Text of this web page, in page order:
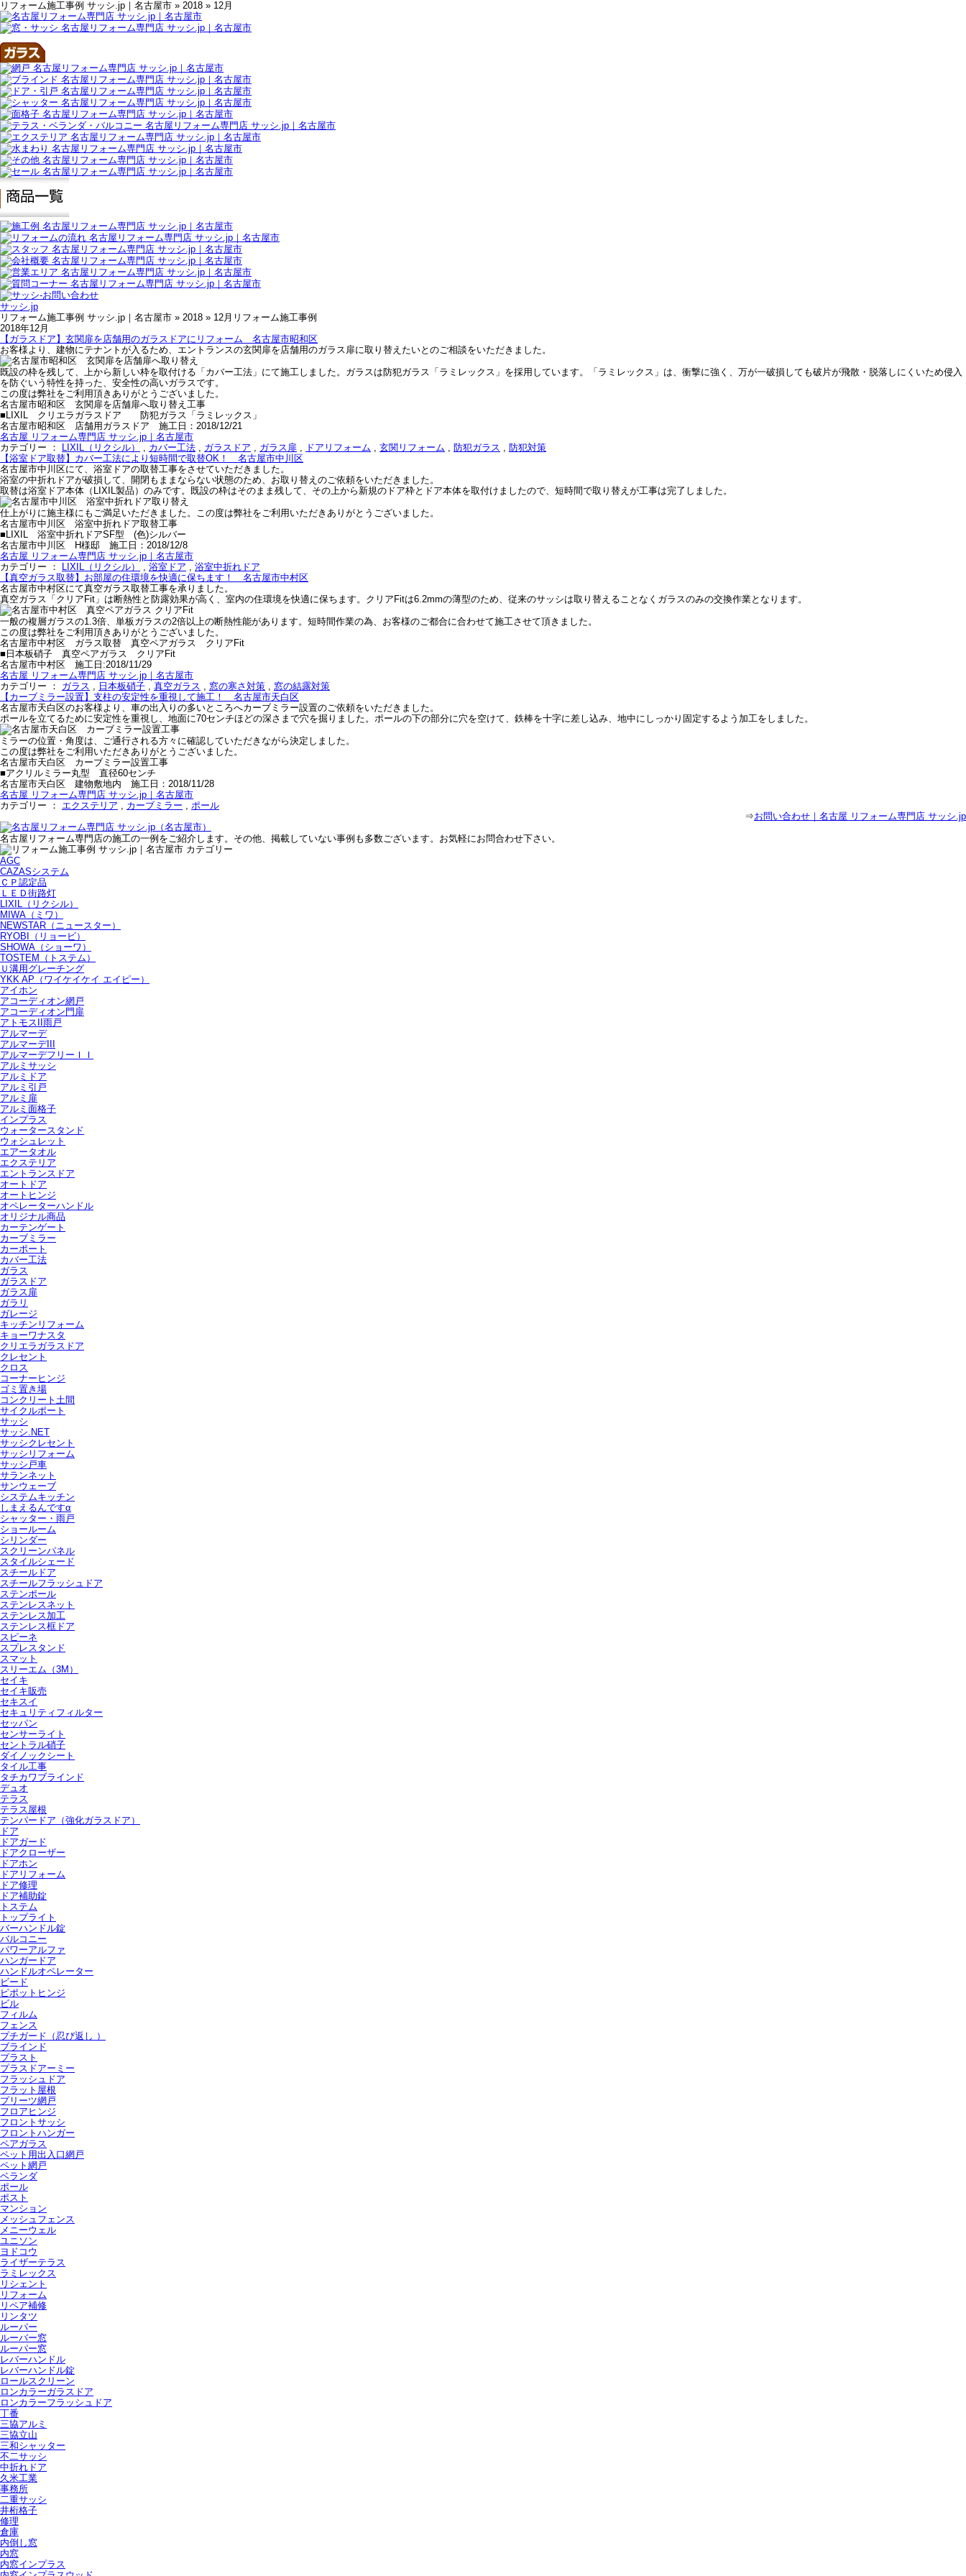
リフォーム施工事例 サッシ.jp｜名古屋市 » 2018 » 12月
サッシ.jp
リフォーム施工事例 サッシ.jp｜名古屋市 » 2018 » 12月リフォーム施工事例
2018年12月
【ガラスドア】玄関扉を店舗用のガラスドアにリフォーム 名古屋市昭和区
お客様より、建物にテナントが入るため、エントランスの玄関扉を店舗用のガラス扉に取り替えたいとのご相談をいただきました。
既設の枠を残して、上から新しい枠を取付ける「カバー工法」にて施工しました。ガラスは防犯ガラス「ラミレックス」を採用しています。「ラミレックス」は、衝撃に強く、万が一破損しても破片が飛散・脱落しにくいため侵入
を防ぐいう特性を持った、安全性の高いガラスです。
この度は弊社をご利用頂きありがとうございました。
名古屋市昭和区 玄関扉を店舗扉へ取り替え工事
■LIXIL クリエラガラスドア 防犯ガラス「ラミレックス」
名古屋市昭和区 店舗用ガラスドア 施工日：2018/12/21
名古屋 リフォーム専門店 サッシ.jp｜名古屋市
カテゴリー ：
LIXIL（リクシル） , カバー工法 , ガラスドア , ガラス扉 , ドアリフォーム , 玄関リフォーム , 防犯ガラス , 防犯対策
【浴室ドア取替】カバー工法により短時間で取替OK！ 名古屋市中川区
名古屋市中川区にて、浴室ドアの取替工事をさせていただきました。
浴室の中折れドアが破損して、開閉もままならない状態のため、お取り替えのご依頼をいただきました。
取替は浴室ドア本体（LIXIL製品）のみです。既設の枠はそのまま残して、その上から新規のドア枠とドア本体を取付けましたので、短時間で取り替えが工事は完了しました。
仕上がりに施主様にもご満足いただきました。この度は弊社をご利用いただきありがとうございました。
名古屋市中川区 浴室中折れドア取替工事
■LIXIL 浴室中折れドアSF型 (色)シルバー
名古屋市中川区 H様邸 施工日：2018/12/8
名古屋 リフォーム専門店 サッシ.jp｜名古屋市
カテゴリー ：
LIXIL（リクシル） , 浴室ドア , 浴室中折れドア
【真空ガラス取替】お部屋の住環境を快適に保ちます！ 名古屋市中村区
名古屋市中村区にて真空ガラス取替工事を承りました。
真空ガラス「クリアFit」は断熱性と防露効果が高く、室内の住環境を快適に保ちます。クリアFitは6.2mmの薄型のため、従来のサッシは取り替えることなくガラスのみの交換作業となります。
一般の複層ガラスの1.3倍、単板ガラスの2倍以上の断熱性能があります。短時間作業の為、お客様のご都合に合わせて施工させて頂きました。
この度は弊社をご利用頂きありがとうございました。
名古屋市中村区 ガラス取替 真空ペアガラス クリアFit
■日本板硝子 真空ペアガラス クリアFit
名古屋市中村区 施工日:2018/11/29
名古屋 リフォーム専門店 サッシ.jp｜名古屋市
カテゴリー ： ガラス , 日本板硝子 , 真空ガラス , 窓の寒さ対策 , 窓の結露対策
【カーブミラー設置】支柱の安定性を重視して施工！ 名古屋市天白区
名古屋市天白区のお客様より、車の出入りの多いところへカーブミラー設置のご依頼をいただきました。
ポールを立てるために安定性を重視し、地面に70センチほどの深さまで穴を掘りました。ポールの下の部分に穴を空けて、鉄棒を十字に差し込み、地中にしっかり固定するよう加工をしました。
ミラーの位置・角度は、ご通行される方々に確認していただきながら決定しました。
この度は弊社をご利用いただきありがとうございました。
名古屋市天白区 カーブミラー設置工事
■アクリルミラー丸型 直径60センチ
名古屋市天白区 建物敷地内 施工日：2018/11/28
名古屋 リフォーム専門店 サッシ.jp｜名古屋市
カテゴリー ： エクステリア , カーブミラー , ポール
⇒お問い合わせ｜名古屋 リフォーム専門店 サッシ.jp
名古屋リフォーム専門店の施工の一例をご紹介します。その他、掲載していない事例も多数ございます。お気軽にお問合わせ下さい。
AGC
CAZASシステム
ＣＰ認定品
ＬＥＤ街路灯
LIXIL（リクシル）
MIWA（ミワ）
NEWSTAR（ニュースター）
RYOBI（リョービ）
SHOWA（ショーワ）
TOSTEM（トステム）
Ｕ溝用グレーチング
YKK AP（ワイケイケイ エイピー）
アイホン
アコーディオン網戸
アコーディオン門扉
アトモスII雨戸
アルマーデ
アルマーデIII
アルマーデフリーＩＩ
アルミサッシ
アルミドア
アルミ引戸
アルミ扉
アルミ面格子
インプラス
ウォータースタンド
ウォシュレット
エアータオル
エクステリア
エントランスドア
オートドア
オートヒンジ
オペレーターハンドル
オリジナル商品
カーテンゲート
カーブミラー
カーポート
カバー工法
ガラス
ガラスドア
ガラス扉
ガラリ
ガレージ
キッチンリフォーム
キョーワナスタ
クリエラガラスドア
クレセント
クロス
コーナーヒンジ
ゴミ置き場
コンクリート土間
サイクルポート
サッシ
サッシ.NET
サッシクレセント
サッシリフォーム
サッシ戸車
サランネット
サンウェーブ
システムキッチン
しまえるんですα
シャッター・雨戸
ショールーム
シリンダー
スクリーンパネル
スタイルシェード
スチールドア
スチールフラッシュドア
ステンポール
ステンレスネット
ステンレス加工
ステンレス框ドア
スピーネ
スプレスタンド
スマット
スリーエム（3M）
セイキ
セイキ販売
セキスイ
セキュリティフィルター
セッパン
センサーライト
セントラル硝子
ダイノックシート
タイル工事
タチカワブラインド
デュオ
テラス
テラス屋根
テンパードア（強化ガラスドア）
ドア
ドアガード
ドアクローザー
ドアホン
ドアリフォーム
ドア修理
ドア補助錠
トステム
トップライト
バーハンドル錠
バルコニー
パワーアルファ
ハンガードア
ハンドルオペレーター
ビード
ピポットヒンジ
ビル
フィルム
フェンス
プチガード（忍び返し ）
ブラインド
プラスト
プラスドアーミー
フラッシュドア
フラット屋根
プリーツ網戸
フロアヒンジ
フロントサッシ
フロントハンガー
ペアガラス
ペット用出入口網戸
ペット網戸
ベランダ
ポール
ポスト
マンション
メッシュフェンス
メニーウェル
ユニソン
ヨドコウ
ライザーテラス
ラミレックス
リシェント
リフォーム
リペア補修
リンタツ
ルーパー
ルーバー窓
ルーパー窓
レバーハンドル
レバーハンドル錠
ロールスクリーン
ロンカラーガラスドア
ロンカラーフラッシュドア
丁番
三協アルミ
三協立山
三和シャッター
不二サッシ
中折れドア
久米工業
事務所
二重サッシ
井桁格子
修理
倉庫
内倒し窓
内窓
内窓インプラス